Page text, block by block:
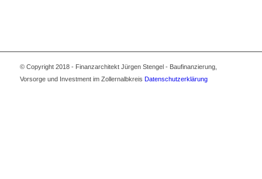
© Copyright 2018 - Finanzarchitekt Jürgen Stengel - Baufinanzierung,
Vorsorge und Investment im Zollernalbkreis Datenschutzerklärung